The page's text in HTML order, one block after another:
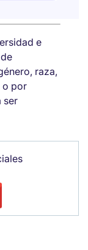
e
raza,
o por
ser